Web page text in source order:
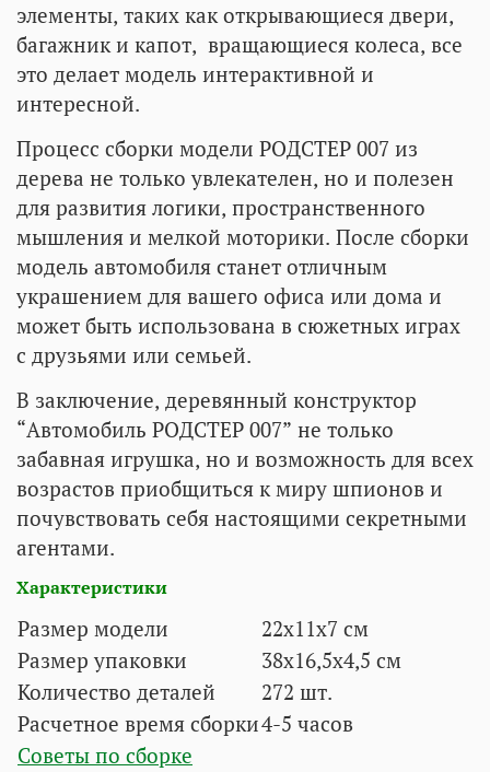
элементы, таких как открывающиеся двери,
багажник и капот, вращающиеся колеса, все
это делает модель интерактивной и
интересной.
Процесс сборки модели РОДСТЕР 007 из
дерева не только увлекателен, но и полезен
для развития логики, пространственного
мышления и мелкой моторики. После сборки
модель автомобиля станет отличным
украшением для вашего офиса или дома и
может быть использована в сюжетных играх
с друзьями или семьей.
В заключение, деревянный конструктор
“Автомобиль РОДСТЕР 007” не только
забавная игрушка, но и возможность для всех
возрастов приобщиться к миру шпионов и
почувствовать себя настоящими секретными
агентами.
Характеристики
Размер модели
22x11x7 см
Размер упаковки
38x16,5x4,5 см
Количество деталей
272 шт.
Расчетное время сборки4-5 часов
Советы по сборке